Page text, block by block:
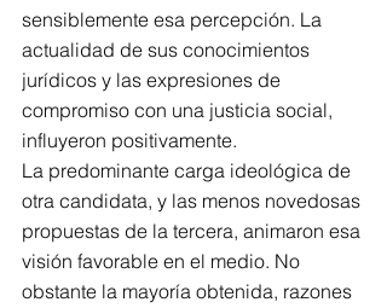
sensiblemente esa percepción. La
actualidad de sus conocimientos
jurídicos y las expresiones de
compromiso con una justicia social,
influyeron positivamente.
La predominante carga ideológica de
otra candidata, y las menos novedosas
propuestas de la tercera, animaron esa
visión favorable en el medio. No
obstante la mayoría obtenida, razones